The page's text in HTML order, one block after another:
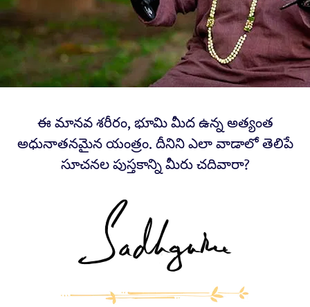
ఈ మానవ శరీరం, భూమి మీద ఉన్న అత్యంత
అధునాతనమైన యంత్రం. దీనిని ఎలా వాడాలో తెలిపే
సూచనల పుస్తకాన్ని మీరు చదివారా?